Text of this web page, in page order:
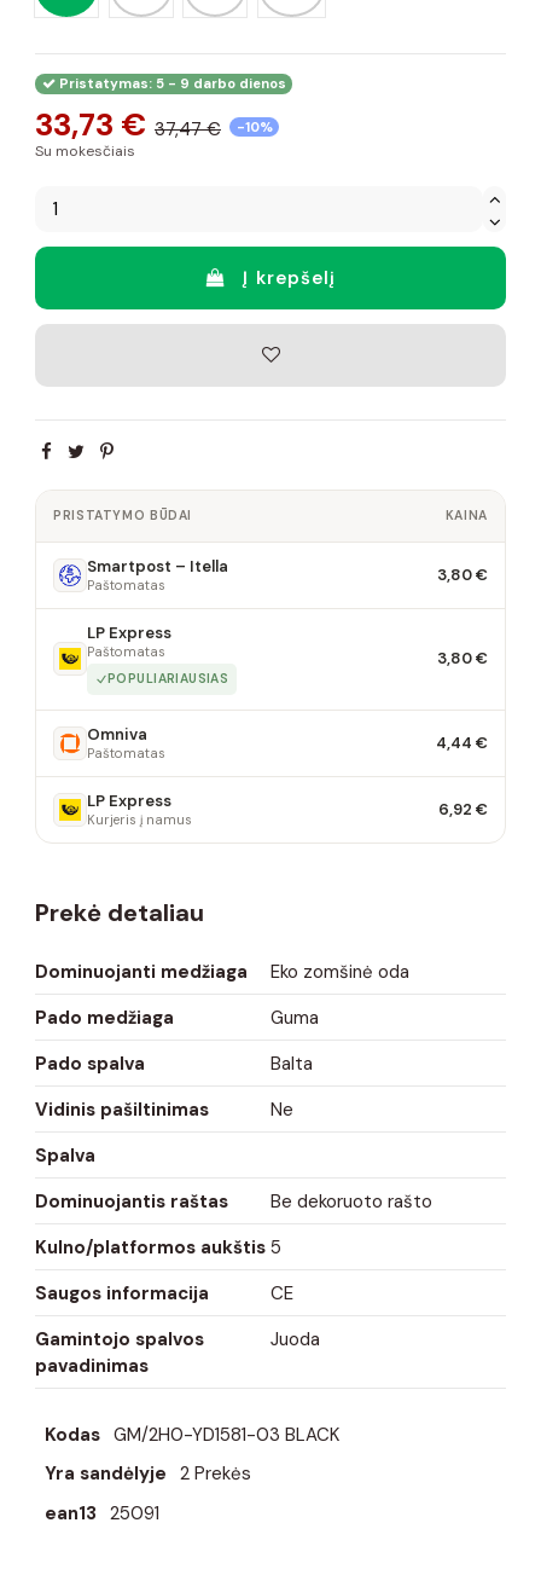
Pristatymas: 5 - 9 darbo dienos
33,73 € 37,47 € -10%
Su mokesčiais
Į krepšelį
PRISTATYMO BŪDAI KAINA
Smartpost – Itella
Paštomatas 3,80 €
LP Express
Paštomatas
POPULIARIAUSIAS
3,80 €
Omniva
Paštomatas 4,44 €
LP Express
Kurjeris į namus 6,92 €
Prekė detaliau
Dominuojanti medžiaga
Eko zomšinė oda
Pado medžiaga
Guma
Pado spalva
Balta
Vidinis pašiltinimas
Ne
Spalva
Dominuojantis raštas
Be dekoruoto rašto
Kulno/platformos aukštis 5
Saugos informacija
CE
Gamintojo spalvos
pavadinimas
Juoda
Kodas GM/2H0-YD1581-03 BLACK
Yra sandėlyje 2 Prekės
ean13 25091